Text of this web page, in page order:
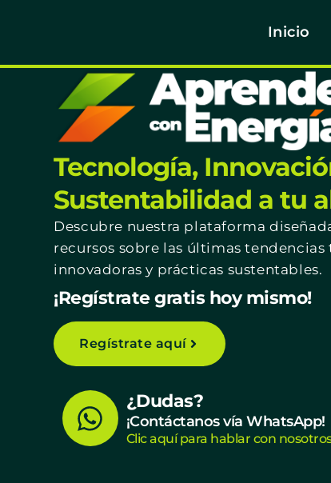
Inicio
Tecnología,
Sustentabilidad a tu
Descubre nuestra plataforma
recursos sobre las últimas
innovadoras y prácticas sustentables.
¡Regístrate gratis hoy mismo!
Regístrate aquí
W
h
¿Dudas?
¡Contáctanos vía WhatsApp!
Clic aquí para hablar con